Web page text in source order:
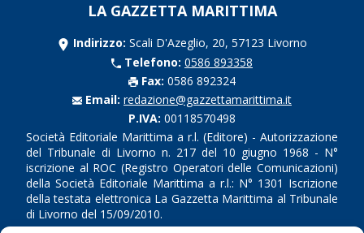
LA GAZZETTA MARITTIMA
Indirizzo: Scali D'Azeglio, 20, 57123 Livorno
Telefono: 0586 893358
Fax: 0586 892324
Email: redazione@gazzettamarittima.it
P.IVA: 00118570498
Società Editoriale Marittima a r.l. (Editore) - Autorizzazione
del Tribunale di Livorno n. 217 del 10 giugno 1968 - N°
iscrizione al ROC (Registro Operatori delle Comunicazioni)
della Società Editoriale Marittima a r.l.: N° 1301 Iscrizione
della testata elettronica La Gazzetta Marittima al Tribunale
di Livorno del 15/09/2010.